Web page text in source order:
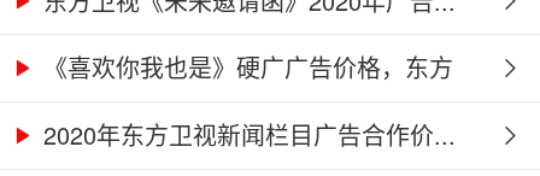
《喜欢你我也是》硬广广告价格，东方
卫...2020年东方卫视新闻栏目广告合作价...